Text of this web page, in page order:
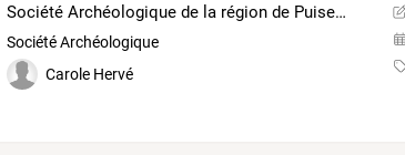
Société Archéologique de la région de Puiseaux
Société Archéologique
Carole Hervé